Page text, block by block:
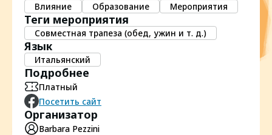
Влияние
Образование Мероприятия
Теги мероприятия
Совместная трапеза (обед, ужин и т. д.)
Язык
Итальянский
Подробнее
Платный
Посетить сайт
Организатор
Barbara Pezzini